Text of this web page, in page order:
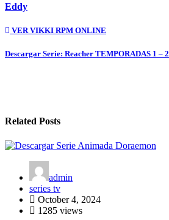
Eddy
Post
navigation
VER VIKKI RPM ONLINE
Descargar Serie: Reacher TEMPORADAS 1 – 2
Related Posts
admin
series tv
October 4, 2024
1285 views